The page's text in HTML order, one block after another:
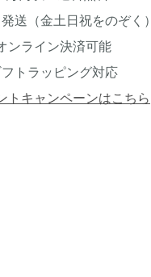
送（金土日祝をのぞく）
ンライン決済可能
トラッピング対応
トキャンペーンはこちら